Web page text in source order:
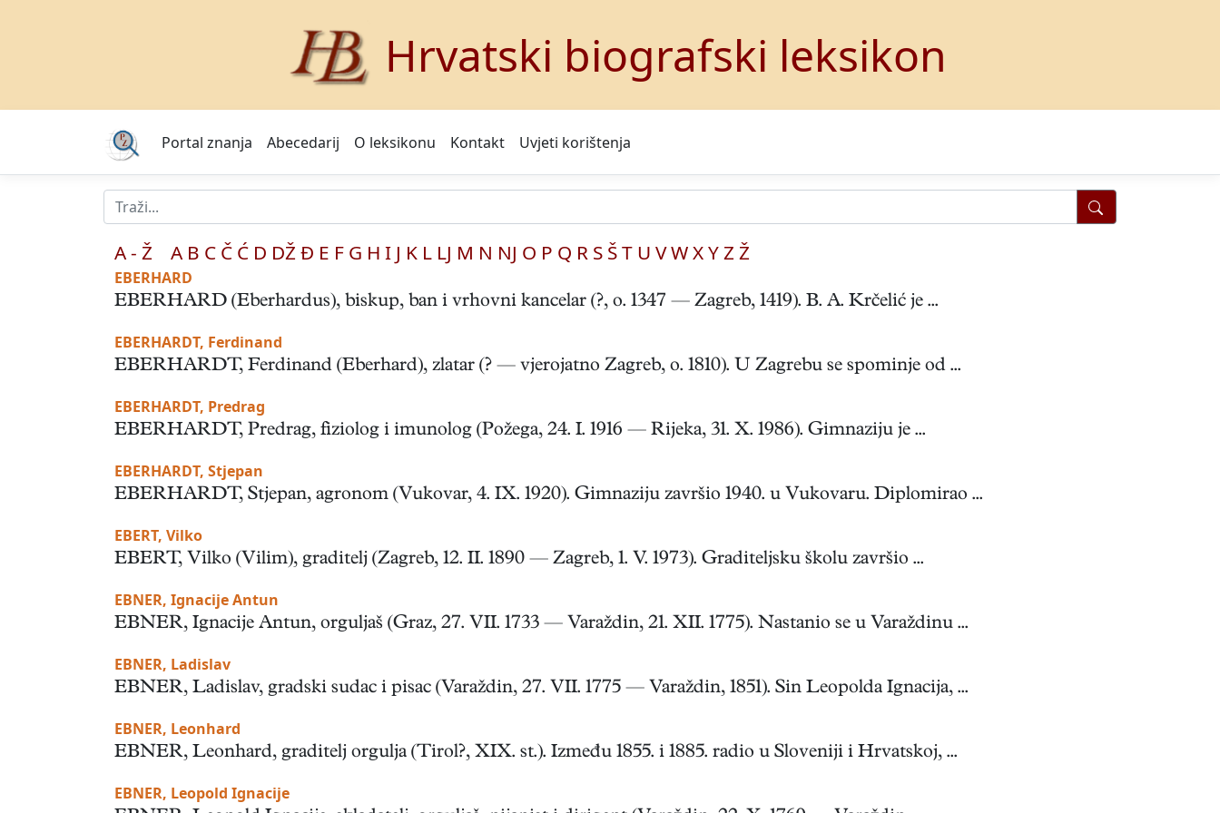
Hrvatski biografski leksikon
Portal znanja Abecedarij O leksikonu Kontakt Uvjeti korištenja
A - Ž A B C Č Ć D DŽ Đ E F G H I J K L LJ M N NJ O P Q R S ŠT U VWXYZ Ž
EBERHARD
EBERHARD (Eberhardus), biskup, ban i vrhovni kancelar (?, o. 1347 — Zagreb, 1419). B. A. Krčelić je ...
EBERHARDT, Ferdinand
EBERHARDT, Ferdinand (Eberhard), zlatar (? — vjerojatno Zagreb, o. 1810). U Zagrebu se spominje od ...
EBERHARDT, Predrag
EBERHARDT, Predrag, fiziolog i imunolog (Požega, 24. I. 1916 — Rijeka, 31. X. 1986). Gimnaziju je ...
EBERHARDT, Stjepan
EBERHARDT, Stjepan, agronom (Vukovar, 4. IX. 1920). Gimnaziju završio 1940. u Vukovaru. Diplomirao ...
EBERT, Vilko
EBERT, Vilko (Vilim), graditelj (Zagreb, 12. II. 1890 — Zagreb, 1. V. 1973). Graditeljsku školu završio ...
EBNER, Ignacije Antun
EBNER, Ignacije Antun, orguljaš (Graz, 27. VII. 1733 — Varaždin, 21. XII. 1775). Nastanio se u Varaždinu ...
EBNER, Ladislav
EBNER, Ladislav, gradski sudac i pisac (Varaždin, 27. VII. 1775 — Varaždin, 1851). Sin Leopolda Ignacija, ...
EBNER, Leonhard
EBNER, Leonhard, graditelj orgulja (Tirol?, XIX. st.). Između 1855. i 1885. radio u Sloveniji i Hrvatskoj, ...
EBNER, Leopold Ignacije